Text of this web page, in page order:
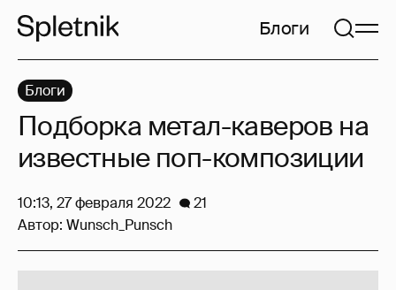
Блоги
Блоги
Подборка метал-каверов на
известные поп-композиции
10:13, 27 февраля 2022
21
Автор: Wunsch_Punsch